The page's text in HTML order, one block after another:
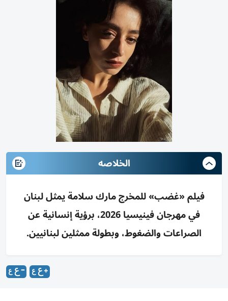
الخلاصه
فيلم «غضب» للمخرج مارك سلامة يمثل لبنان
في مهرجان فينيسيا 2026، برؤية إنسانية عن
الصراعات والضغوط، وبطولة ممثلين لبنانيين.